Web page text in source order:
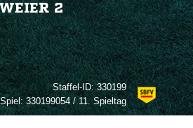
2
Staffel-ID:330199
Spiel:330199054 / 11. Spieltag